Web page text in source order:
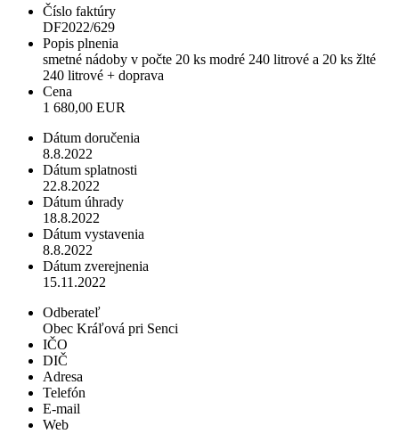
Číslo faktúry
DF2022/629
Popis plnenia
smetné nádoby v počte 20 ks modré 240 litrové a 20 ks žlté
240 litrové + doprava
Cena
1 680,00 EUR
Dátum doručenia
8.8.2022
Dátum splatnosti
22.8.2022
Dátum úhrady
18.8.2022
Dátum vystavenia
8.8.2022
Dátum zverejnenia
15.11.2022
Odberateľ
Obec Kráľová pri Senci
IČO
DIČ
Adresa
Telefón
E-mail
Web